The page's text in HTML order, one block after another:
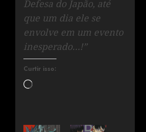
Defesa do Japão, até
que um dia ele se
envolve em um evento
inesperado…!”
Curtir isso: